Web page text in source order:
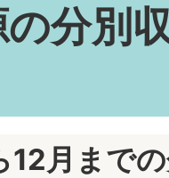
分別
12月まで